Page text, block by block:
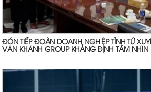
ĐÓN TIẾP ĐOÀN DOANH NGHIỆP TỈNH TỨ
VÂN KHÁNH GROUP KHẲNG ĐỊNH TẦM NHÌN